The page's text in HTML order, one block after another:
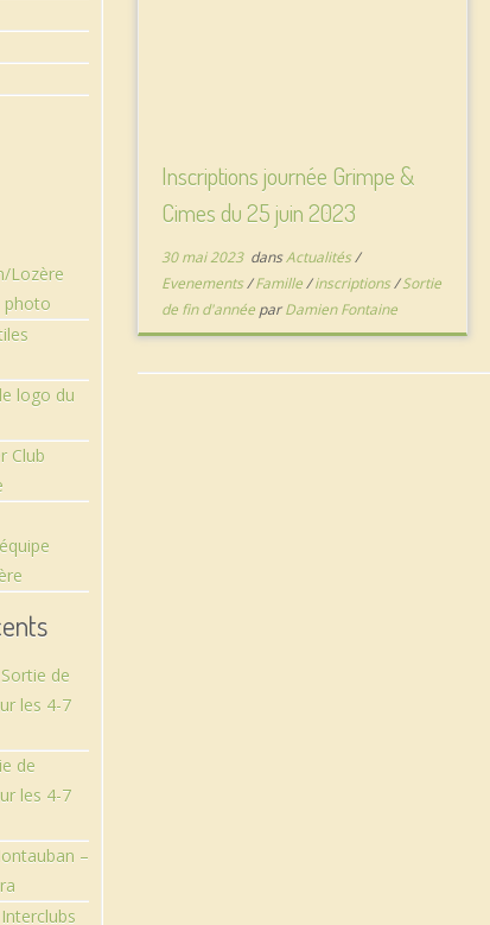
Lozère
photo
logo du
Club
Sortie de
les 4-7
de
les 4-7
–
Interclubs
Inscriptions journée Grimpe &
Cimes du 25 juin 2023
30 mai 2023dansActualités/
Evenements/Famille/inscriptions/Sortie
de fin d'année parDamien Fontaine